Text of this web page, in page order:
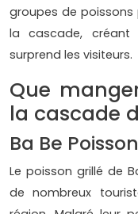
groupes de
la cascade, créant
surprend les visiteurs.
Que
la cascade
Ba Be
Le poisson grillé de
de nombreux